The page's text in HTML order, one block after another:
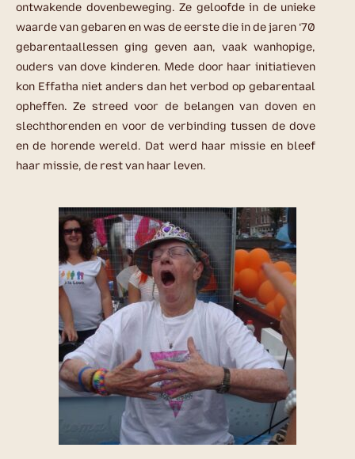
ontwakende dovenbeweging. Ze geloofde in de unieke
waarde van gebaren en was de eerste die in de jaren ‘70
gebarentaallessen ging geven aan, vaak wanhopige,
ouders van dove kinderen. Mede door haar initiatieven
kon Effatha niet anders dan het verbod op gebarentaal
opheffen. Ze streed voor de belangen van doven en
slechthorenden en voor de verbinding tussen de dove
en de horende wereld. Dat werd haar missie en bleef
haar missie, de rest van haar leven.